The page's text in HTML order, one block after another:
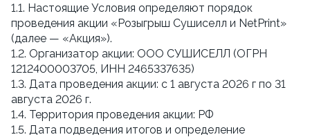
1.1. Настоящие Условия определяют порядок
проведения акции «Розыгрыш Сушиселл и NetPrint»
(далее — «Акция»).
1.2. Организатор акции: ООО СУШИСЕЛЛ (ОГРН
1212400003705, ИНН 2465337635)
1.3. Дата проведения акции: с 1 августа 2026 г по 31
августа 2026 г.
1.4. Территория проведения акции: РФ
1.5. Дата подведения итогов и определение